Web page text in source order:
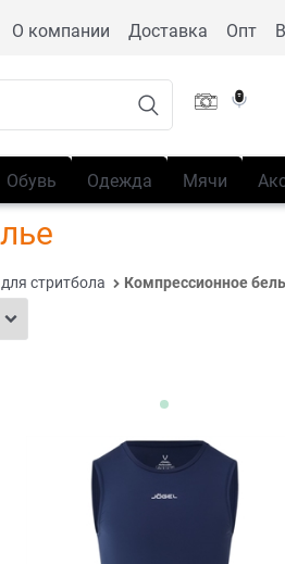
О компании Доставка Опт
Обувь Одежда Мячи
стритбола Компрессионное